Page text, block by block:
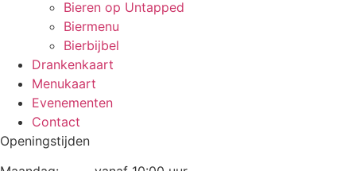
Bieren op Untapped
Biermenu
Bierbijbel
Drankenkaart
Menukaart
Evenementen
Contact
Openingstijden